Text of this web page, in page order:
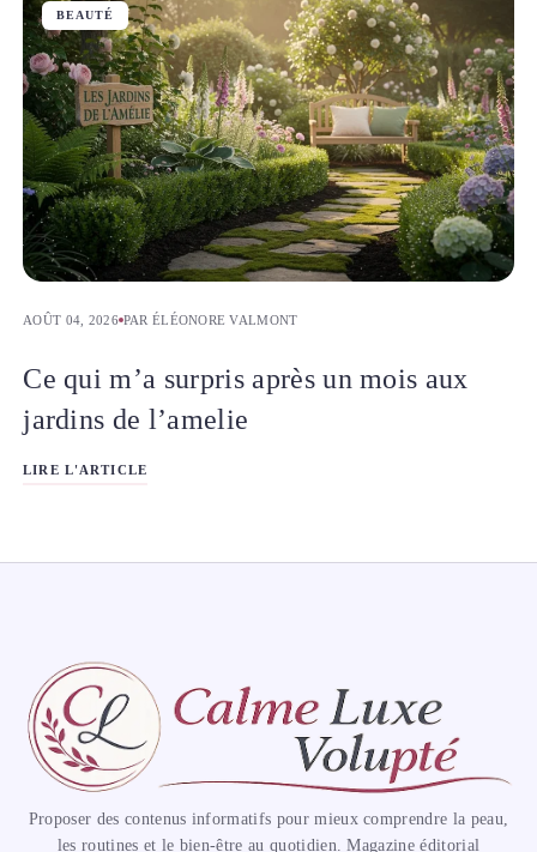
BEAUTÉ
AOÛT 04, 2026 PAR ÉLÉONORE VALMONT
Ce qui m’a surpris après un mois aux
jardins de l’amelie
LIRE L'ARTICLE
Proposer des contenus informatifs pour mieux comprendre la peau,
les routines et le bien-être au quotidien. Magazine éditorial